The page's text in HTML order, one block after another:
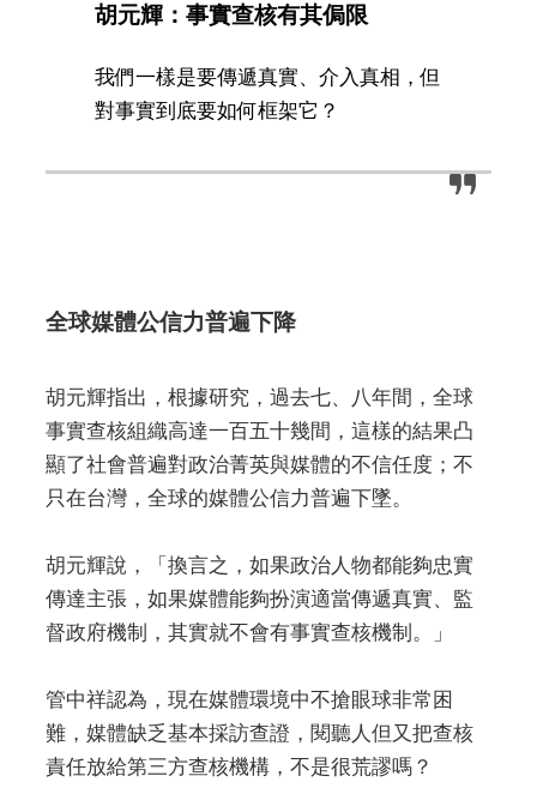
胡元輝：事實查核有其侷限
我們一樣是要傳遞真實、介入真相，但
對事實到底要如何框架它？
全球媒體公信力普遍下降
胡元輝指出，根據研究，過去七、八年間，全球
事實查核組織高達一百五十幾間，這樣的結果凸
顯了社會普遍對政治菁英與媒體的不信任度；不
只在台灣，全球的媒體公信力普遍下墜。
胡元輝說，「換言之，如果政治人物都能夠忠實
傳達主張，如果媒體能夠扮演適當傳遞真實、監
督政府機制，其實就不會有事實查核機制。」
管中祥認為，現在媒體環境中不搶眼球非常困
難，媒體缺乏基本採訪查證，閱聽人但又把查核
責任放給第三方查核機構，不是很荒謬嗎？